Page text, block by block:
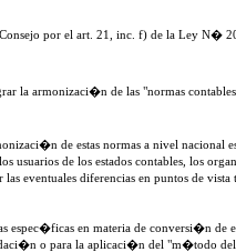
Consejo por el art. 21, inc. f) de la Ley
la armonizaci�n de las "normas
de estas normas a nivel nacional
usuarios de los estados contables, los
eventuales diferencias en puntos de
espec�ficas en materia de conversi�n de
o para la aplicaci�n del "m�todo